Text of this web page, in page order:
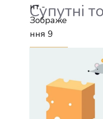
Супутні